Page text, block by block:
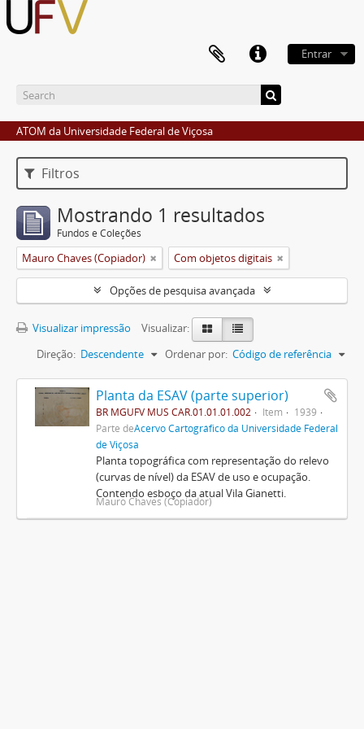
Entrar
ATOM da Universidade Federal de Viçosa
Filtros
Mostrando 1 resultados
Fundos e Coleções
Mauro Chaves (Copiador) Com objetos digitais
Opções de pesquisa avançada
Visualizar impressão
Visualizar:
Ordenar por: Código de referência
Direção: Descendente
Planta da ESAV (parte superior)
BR MGUFV MUS CAR.01.01.01.002 Item
1939
Parte deAcervo Cartográfico da Universidade Federal
de Viçosa
Planta topográfica com representação do relevo
(curvas de nível) da ESAV de uso e ocupação.
Contendo esboço da atual Vila Gianetti.
Mauro Chaves (Copiador)